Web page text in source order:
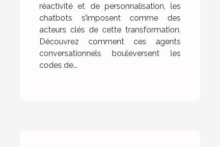
réactivité et de personnalisation, les
chatbots s’imposent comme des
acteurs clés de cette transformation.
Découvrez comment ces agents
conversationnels bouleversent les
codes de...